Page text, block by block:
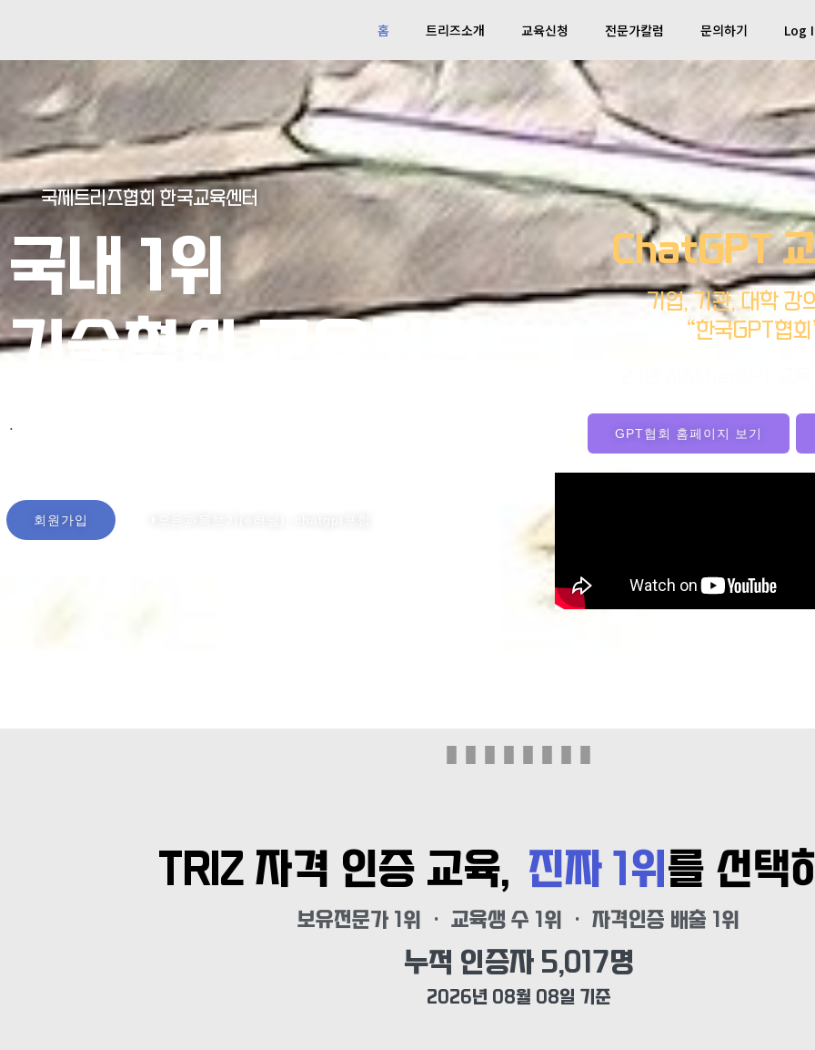
홈 트리즈소개 교육신청 전문가칼럼 문의하기 Log
국제트리즈협회 한국교육센터
국내 1위
기술혁신 교육기관
.
회원가입
ChatGPT
기업, 기관, 대학
“한국GPT협
GPT협회 홈페이지 보기
TRIZ 자격 인증 교육, 진짜 1위 를 선택
보유전문가 1위 · 교육생 수 1위 · 자격인증 배출 1위
2026년 08월 08일 기준
누적 인증자 5,017명